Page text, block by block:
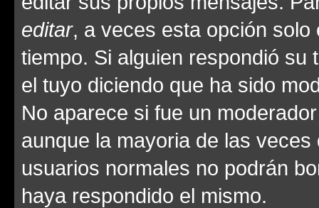
editar, a veces esta opción
tiempo. Si alguien respondió
el tuyo diciendo que ha sido
No aparece si fue un
aunque la mayoria de las
usuarios normales no podrán
haya respondido el mismo.